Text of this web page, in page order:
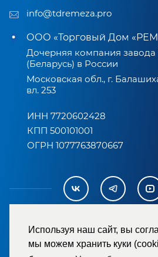
Используя наш сайт, вы
мы можем хранить куки
info@tdremeza.pro
ООО «Торговый Дом
Дочерняя компания
(Беларусь) в России
Московская обл., г.
вл. 253
ИНН 7720602428
КПП 500101001
ОГРН 1077763870667
2007-2026 © ООО «ТД «РЕМЕЗА».
информация на сайте размещена